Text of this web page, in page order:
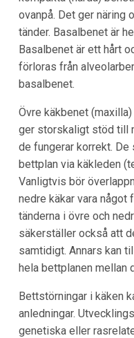
ovanpå. Det ger näring
tänder. Basalbenet är
Basalbenet är ett hårt
förloras från
basalbenet.
Övre käkbenet
ger storskaligt stöd till
de fungerar korrekt. De
bettplan via käkleden
Vanligtvis bör
nedre käkar vara något
tänderna i övre och
säkerställer också att
samtidigt. Annars kan
hela bettplanen mellan
Bettstörningar i käken
anledningar.
genetiska eller